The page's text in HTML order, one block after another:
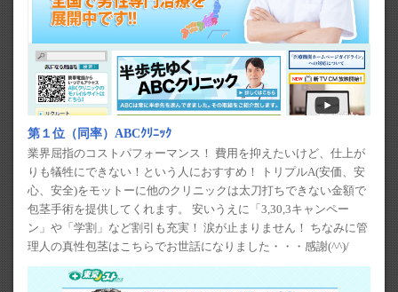
第１位（同率）ABCｸﾘﾆｯｸ
業界屈指のコストパフォーマンス！ 費用を抑えたいけど、仕上が
りも犠牲にできない！という人におすすめ！ トリプルA(安価、安
心、安全)をモットーに他のクリニックは太刀打ちできない金額で
包茎手術を提供してくれます。 安いうえに「3,30,3キャンペー
ン」や「学割」など割引も充実！ 涙が止まりません！ ちなみに管
理人の真性包茎はこちらでお世話になりました・・・感謝(^^)/